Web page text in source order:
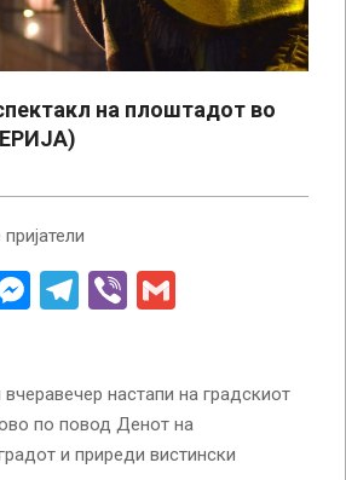
на плоштадот во
Messenger
Telegram
Viber
настапи на градскиот
по повод Денот на
и приреди вистински